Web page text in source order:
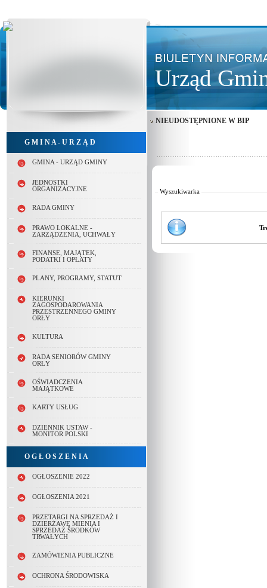
Urząd
G M I N A - U R Z Ą D
GMINA - URZĄD GMINY
JEDNOSTKI
ORGANIZACYJNE
RADA GMINY
PRAWO LOKALNE -
ZARZĄDZENIA, UCHWAŁY
FINANSE, MAJĄTEK,
PODATKI I OPŁATY
PLANY, PROGRAMY, STATUT
KIERUNKI
ZAGOSPODAROWANIA
PRZESTRZENNEGO GMINY
ORŁY
KULTURA
RADA SENIORÓW GMINY
ORŁY
OŚWIADCZENIA
MAJĄTKOWE
KARTY USŁUG
DZIENNIK USTAW -
MONITOR POLSKI
O G Ł O S Z E N I A
OGŁOSZENIE 2022
OGŁOSZENIA 2021
PRZETARGI NA SPRZEDAŻ I
DZIERŻAWĘ MIENIA I
SPRZEDAŻ ŚRODKÓW
TRWAŁYCH
ZAMÓWIENIA PUBLICZNE
OCHRONA ŚRODOWISKA
NIEUDOSTĘPNIONE W BIP
Wyszukiwarka